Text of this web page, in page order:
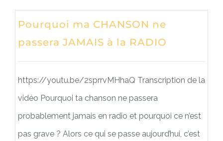
Pourquoi ma CHANSON ne
passera JAMAIS à la RADIO
https://youtu.be/2sprrvMHhaQ Transcription de la
vidéo Pourquoi ta chanson ne passera
probablement jamais en radio et pourquoi ce n’est
pas grave ? Alors ce qui se passe aujourd’hui, c’est